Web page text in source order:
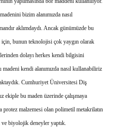
bizim alanımızda nasıl
aklımdaydı. Ancak günümüzde bu
bunun teknolojisi çok yaygın olarak
dolayı herkes kendi bilgisini
kendi alanımızda nasıl kullanabiliriz
Cumhuriyet Üniversitesi Diş
bu maden üzerinde çalışmaya
malzemesi olan polimetil metakrilatın
biyolojik deneyler yaptık.